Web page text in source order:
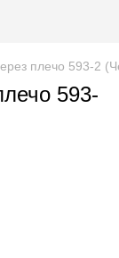
плечо 593-2
593-